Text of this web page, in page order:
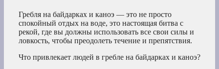
Гребля на байдарках и каноэ — это не просто
спокойный отдых на воде, это настоящая битва с
рекой, где вы должны использовать все свои силы и
ловкость, чтобы преодолеть течение и препятствия.
Что привлекает людей в гребле на байдарках и каноэ?